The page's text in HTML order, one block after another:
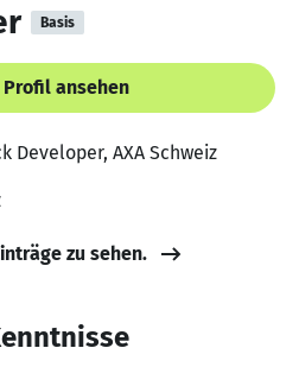
Basis
Profil ansehen
Developer, AXA Schweiz
zu sehen.